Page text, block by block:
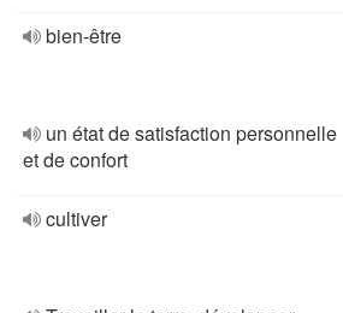
bien-être
un état de satisfaction personnelle
et de confort
cultiver